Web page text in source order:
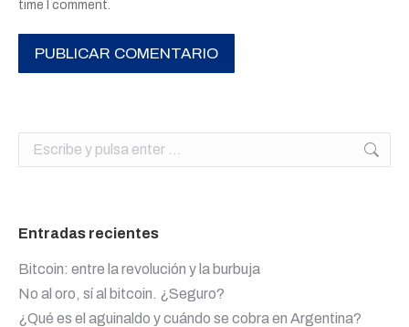
time I comment.
PUBLICAR COMENTARIO
Buscar:
Entradas recientes
Bitcoin: entre la revolución y la burbuja
No al oro, sí al bitcoin. ¿Seguro?
¿Qué es el aguinaldo y cuándo se cobra en Argentina?